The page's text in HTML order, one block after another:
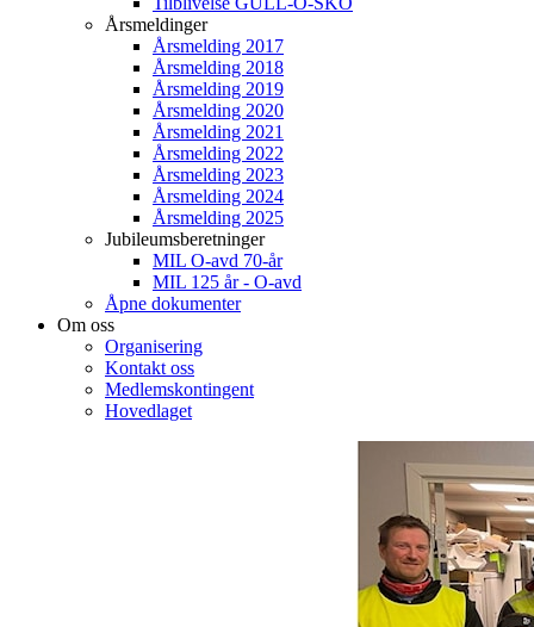
Årsmeldinger
Årsmelding 2017
Årsmelding 2018
Årsmelding 2019
Årsmelding 2020
Årsmelding 2021
Årsmelding 2022
Årsmelding 2023
Årsmelding 2024
Årsmelding 2025
Jubileumsberetninger
MIL O-avd 70-år
MIL 125 år - O-avd
Åpne dokumenter
Om oss
Organisering
Kontakt oss
Medlemskontingent
Hovedlaget